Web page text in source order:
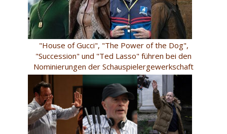
"House of Gucci", "The Power of the Dog",
"Succession" und "Ted Lasso" führen bei den
Nominierungen der Schauspielergewerkschaft